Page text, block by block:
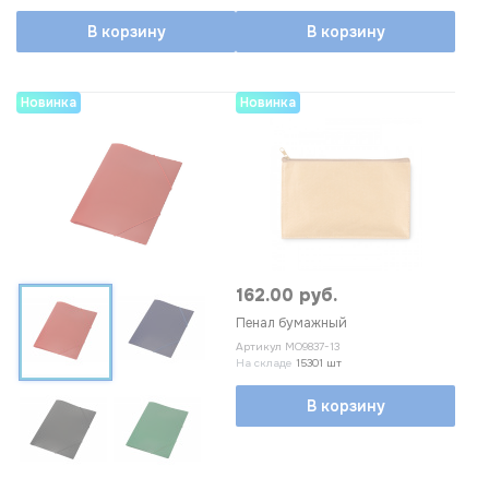
В корзину В корзину
Новинка Новинка
162.00 руб.
Пенал бумажный
Артикул MO9837-13
На складе 15301 шт
В корзину